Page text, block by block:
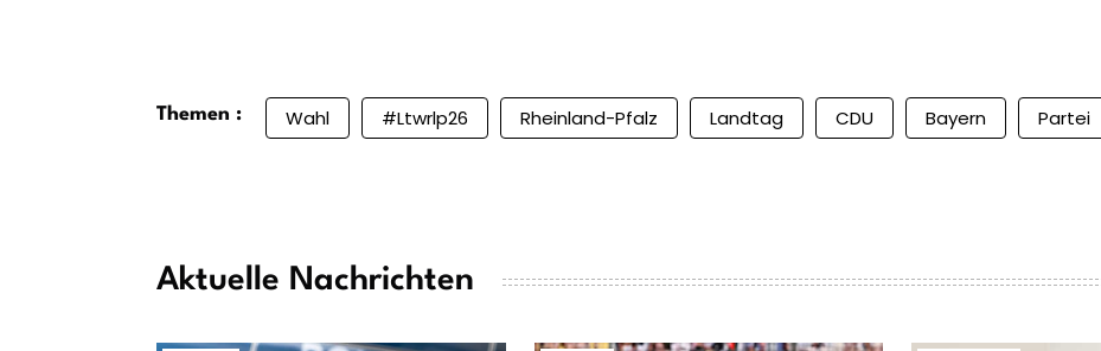
Themen : Wahl #ltwrlp26 Rheinland-Pfalz Landtag CDU Bayern Partei
Aktuelle Nachrichten